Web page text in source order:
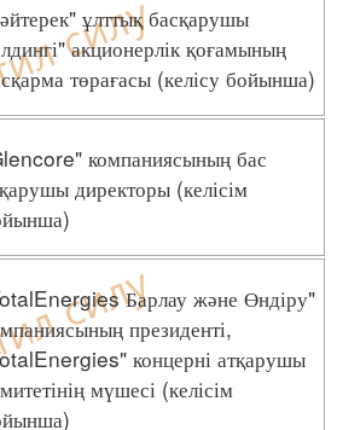
ұлттық басқарушы
акционерлік қоғамының
төрағасы (келісу бойынша)
компаниясының бас
директоры (келісім
Барлау және Өндіру"
президенті,
концерні атқарушы
мүшесі (келісім